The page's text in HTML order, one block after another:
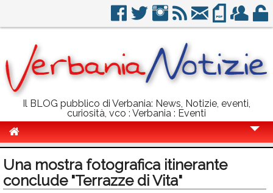
Il BLOG pubblico di Verbania: News, Notizie, eventi,
curiosità, vco : Verbania : Eventi
Politica
Una mostra fotografica itinerante
conclude "Terrazze di Vita"